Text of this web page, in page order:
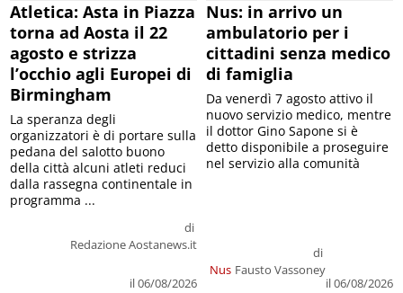
Atletica: Asta in Piazza
torna ad Aosta il 22
agosto e strizza
l’occhio agli Europei di
Birmingham
di
Redazione Aostanews.it
il 06/08/2026
La speranza degli
organizzatori è di portare sulla
pedana del salotto buono
della città alcuni atleti reduci
dalla rassegna continentale in
programma ...
Nus: in arrivo un
ambulatorio per i
cittadini senza medico
di famiglia
Nus
di
Fausto Vassoney
il 06/08/2026
Da venerdì 7 agosto attivo il
nuovo servizio medico, mentre
il dottor Gino Sapone si è
detto disponibile a proseguire
nel servizio alla comunità